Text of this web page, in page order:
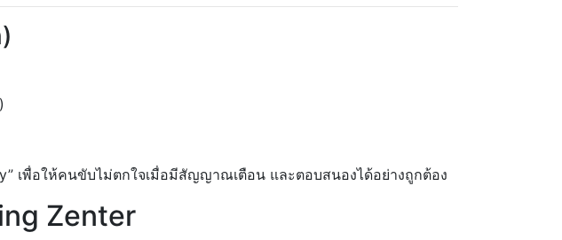
เพื่อให้คนขับไม่ตกใจเมื่อมีสัญญาณเตือน และตอบสนองได้อย่างถูกต้อง
Zenter